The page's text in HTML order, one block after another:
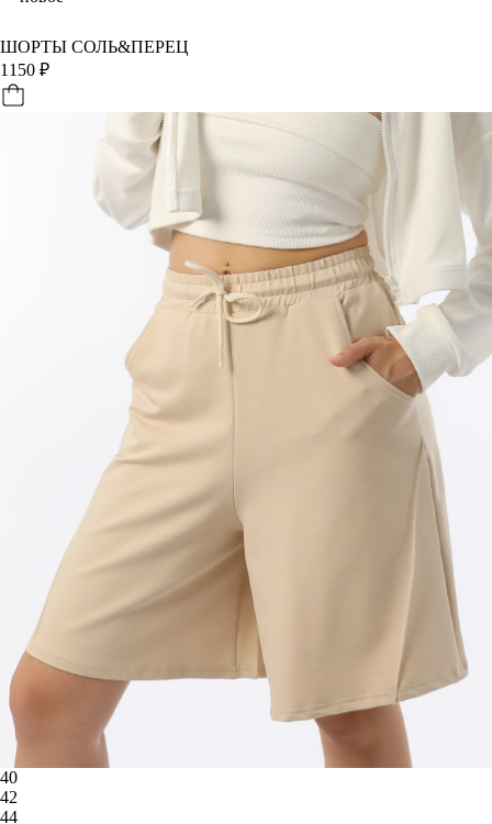
ШОРТЫ СОЛЬ&ПЕРЕЦ
1150 ₽
40
42
44